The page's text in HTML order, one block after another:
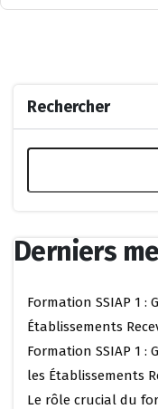
Rechercher
Derniers
Formation SSIAP 1 :
Établissements
Formation SSIAP 1
les Établissements
Le rôle crucial du